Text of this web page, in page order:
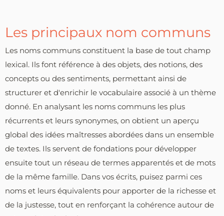
Les principaux nom communs
Les noms communs constituent la base de tout champ
lexical. Ils font référence à des objets, des notions, des
concepts ou des sentiments, permettant ainsi de
structurer et d'enrichir le vocabulaire associé à un thème
donné. En analysant les noms communs les plus
récurrents et leurs synonymes, on obtient un aperçu
global des idées maîtresses abordées dans un ensemble
de textes. Ils servent de fondations pour développer
ensuite tout un réseau de termes apparentés et de mots
de la même famille. Dans vos écrits, puisez parmi ces
noms et leurs équivalents pour apporter de la richesse et
de la justesse, tout en renforçant la cohérence autour de